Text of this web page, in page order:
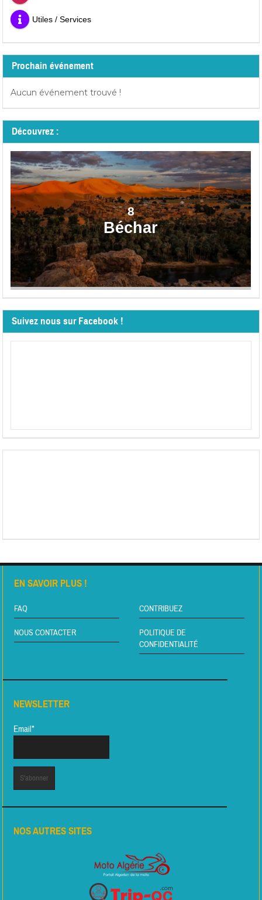
Utiles / Services
Prochain événement
Aucun événement trouvé !
Découvrez :
8
Béchar
Suivez nous sur Facebook !
EN SAVOIR PLUS !
FAQ CONTRIBUEZ
NOUS CONTACTER
POLITIQUE DE
CONFIDENTIALITÉ
NEWSLETTER
Email*
NOS AUTRES SITES